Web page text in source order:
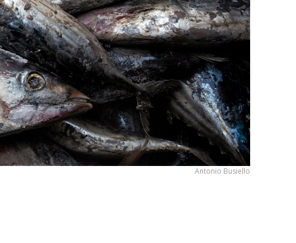
Antonio Busiello